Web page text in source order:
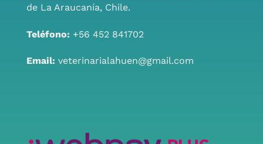
de La Araucanía, Chile.
Teléfono: +56 452 841702
Email: veterinarialahuen@gmail.com